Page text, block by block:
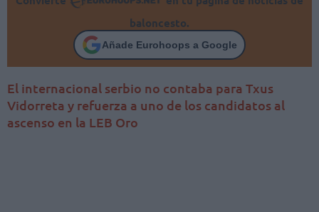
baloncesto.
Añade Eurohoops a Google
El internacional serbio no contaba para Txus
Vidorreta y refuerza a uno de los candidatos al
ascenso en la LEB Oro